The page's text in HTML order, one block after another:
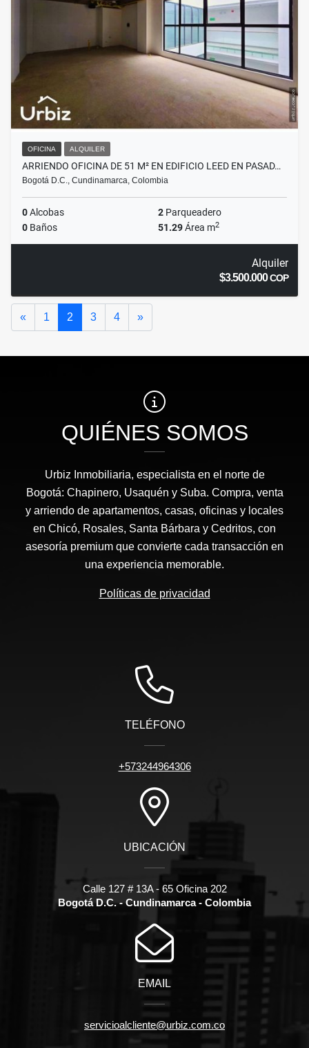
OFICINA ALQUILER
ARRIENDO OFICINA DE 51 M² EN EDIFICIO LEED EN PASAD…
Bogotá D.C., Cundinamarca, Colombia
0Alcobas 2 Parqueadero
0 Baños 51.29Área m2
Alquiler
$3.500.000COP
« Anterior
1 2 3 4 »Siguiente
QUIÉNES SOMOS
Urbiz Inmobiliaria, especialista en el norte de
Bogotá: Chapinero, Usaquén y Suba. Compra, venta
y arriendo de apartamentos, casas, oficinas y locales
en Chicó, Rosales, Santa Bárbara y Cedritos, con
asesoría premium que convierte cada transacción en
una experiencia memorable.
Políticas de privacidad
TELÉFONO
+573244964306
UBICACIÓN
Calle 127 # 13A - 65 Oficina 202
Bogotá D.C. - Cundinamarca - Colombia
EMAIL
servicioalcliente@urbiz.com.co